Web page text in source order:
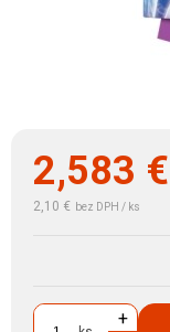
2,583 €
2,10 € bez DPH / ks
+